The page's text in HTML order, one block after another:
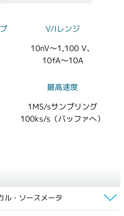
V/Iレンジ
10nV～1,100 V、
10fA～10A
最高速度
1MS/sサンプリング
100ks/s（バッファへ）
ル・ソースメータ